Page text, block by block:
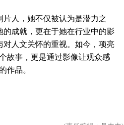
人，她不仅被认为是潜力之
成就，更在于她在行业中的影
人文关怀的重视。如今，项亮
故事，更是通过影像让观众感
作品。